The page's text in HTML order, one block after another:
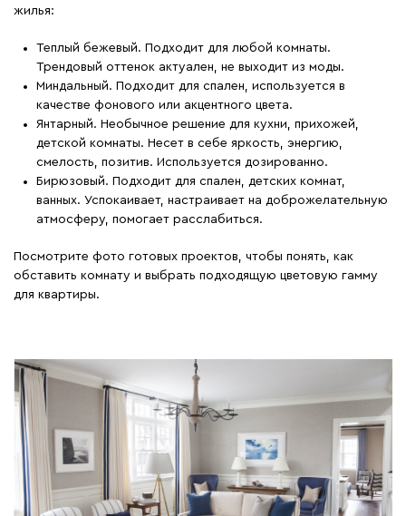
жилья:
Теплый бежевый. Подходит для любой комнаты.
Трендовый оттенок актуален, не выходит из моды.
Миндальный. Подходит для спален, используется в
качестве фонового или акцентного цвета.
Янтарный. Необычное решение для кухни, прихожей,
детской комнаты. Несет в себе яркость, энергию,
смелость, позитив. Используется дозированно.
Бирюзовый. Подходит для спален, детских комнат,
ванных. Успокаивает, настраивает на доброжелательную
атмосферу, помогает расслабиться.
Посмотрите фото готовых проектов, чтобы понять, как
обставить комнату и выбрать подходящую цветовую гамму
для квартиры.